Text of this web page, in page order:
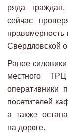
ряда
сейчас
правомерность
Свердловской
Ранее
местного
оперативники
посетителей
а также
на дороге.